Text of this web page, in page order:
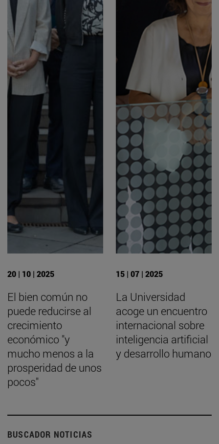
20 | 10 | 2025
El bien común no
puede reducirse al
crecimiento
económico "y
mucho menos a la
prosperidad de unos
pocos"
15 | 07 | 2025
La Universidad
acoge un encuentro
internacional sobre
inteligencia artificial
y desarrollo humano
BUSCADOR NOTICIAS